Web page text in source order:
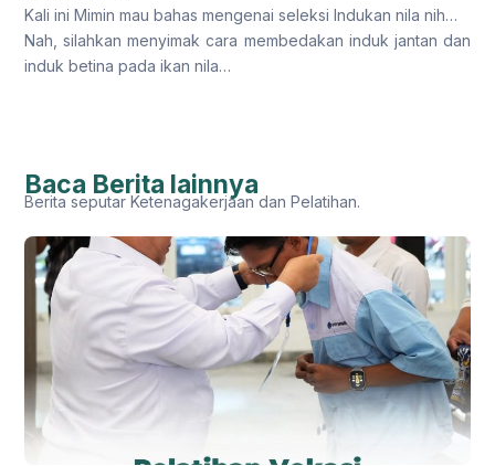
Kali ini Mimin mau bahas mengenai seleksi Indukan nila nih…
Nah, silahkan menyimak cara membedakan induk jantan dan
induk betina pada ikan nila…
Baca Berita lainnya
Berita seputar Ketenagakerjaan dan Pelatihan.